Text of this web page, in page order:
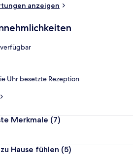
anzeigen
Uhr besetzte Rezeption
Merkmale (7)
Hause fühlen (5)